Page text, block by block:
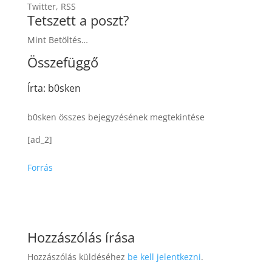
Twitter, RSS
Tetszett a poszt?
Mint Betöltés…
Összefüggő
Írta: b0sken
b0sken összes bejegyzésének megtekintése
[ad_2]
Forrás
Hozzászólás írása
Hozzászólás küldéséhez be kell jelentkezni.